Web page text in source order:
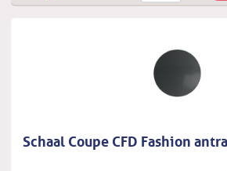
Schaal Coupe CFD Fashion